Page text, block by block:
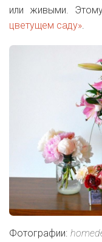
или живыми.
цветущем саду».
Фотографии: